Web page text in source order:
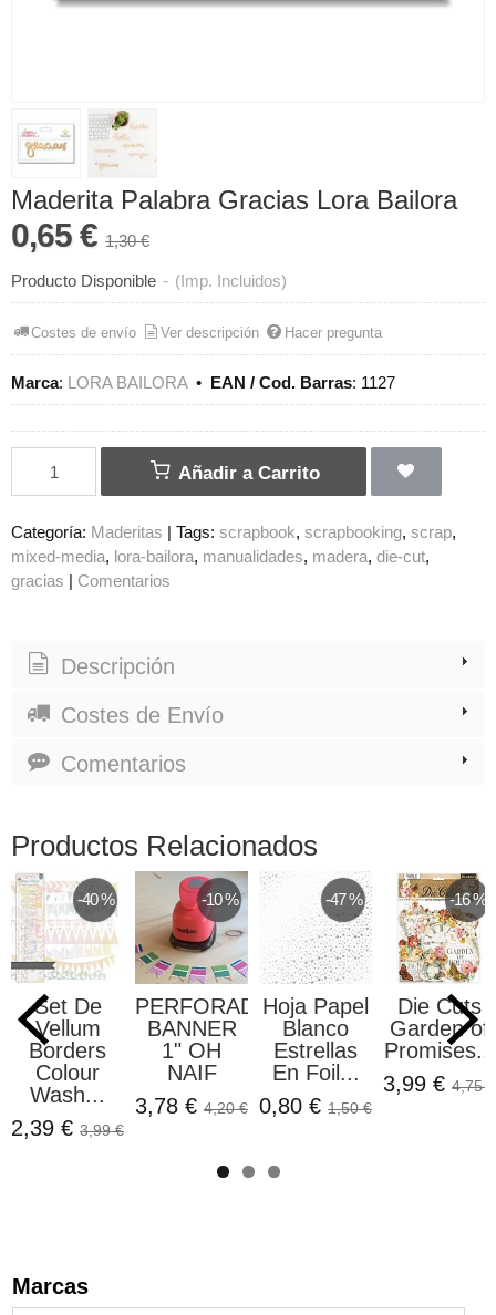
Marcas
Maderita Palabra Gracias Lora Bailora
0,65 € 1,30 €
Producto Disponible - (Imp. Incluidos)
Costes de envío Ver descripción Hacer pregunta
Marca: LORA BAILORA• EAN / Cod. Barras: 1127
Añadir a Carrito
Categoría: Maderitas | Tags: scrapbook scrapbooking scrap
mixed-media lora-bailora manualidades madera die-cut
gracias | Comentarios
Descripción
Costes de Envío
Comentarios
Productos Relacionados
-40 %
Set De
Vellum
Borders
Colour
Wash...
2,39 € 3,99 €
-10 %
PERFORADORA
BANNER
1" OH
NAIF
3,78 € 4,20 €
-47 %
Hoja Papel
Blanco
Estrellas
En Foil...
0,80 € 1,50 €
-16 %
Die Cuts
Garden of
Promises...
3,99 € 4,75 €